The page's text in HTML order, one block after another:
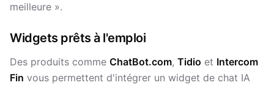
meilleure ».
Widgets prêts à l'emploi
Des produits comme ChatBot.com, Tidio et Intercom
Fin vous permettent d'intégrer un widget de chat IA